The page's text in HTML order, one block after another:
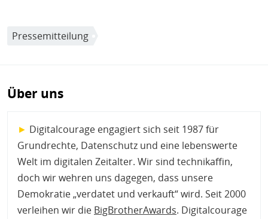
Pressemitteilung
Über uns
► Digitalcourage engagiert sich seit 1987 für
Grundrechte, Datenschutz und eine lebenswerte
Welt im digitalen Zeitalter. Wir sind technikaffin,
doch wir wehren uns dagegen, dass unsere
Demokratie „verdatet und verkauft“ wird. Seit 2000
verleihen wir die BigBrotherAwards. Digitalcourage